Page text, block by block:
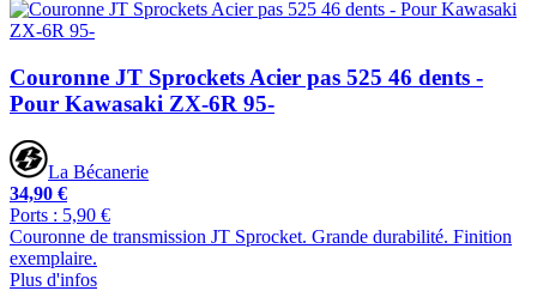
Couronne JT Sprockets Acier pas 525 46 dents -
Pour Kawasaki ZX-6R 95-
La Bécanerie
34,90 €
Ports : 5,90 €
Couronne de transmission JT Sprocket. Grande durabilité. Finition
exemplaire.
Plus d'infos